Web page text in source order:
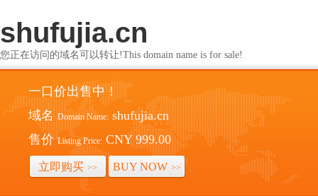
shufujia.cn
您正在访问的域名可以转让!This domain name is for sale!
一口价出售中！
域名 Domain Name: shufujia.cn
售价 Listing Price: CNY 999.00
立即购买 >> BUY NOW >>